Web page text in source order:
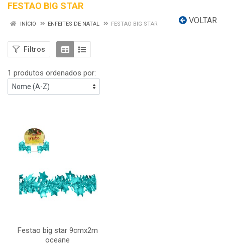
FESTAO BIG STAR
VOLTAR
INÍCIO ENFEITES DE NATAL FESTAO BIG STAR
Filtros
1 produtos ordenados por:
Festao big star 9cmx2m
oceane